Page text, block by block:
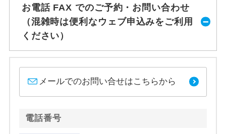
お電話 FAX でのご予約・お問い合わせ
（混雑時は便利なウェブ申込みをご利用
ください）
メールでのお問い合せはこちらから
電話番号